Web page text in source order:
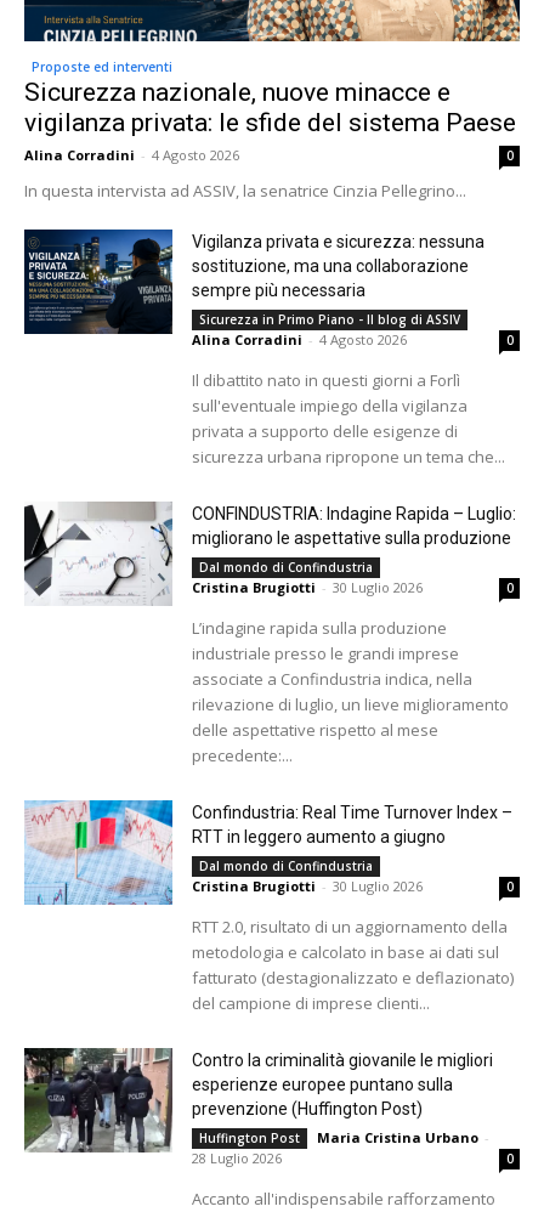
Proposte ed interventi
Sicurezza nazionale, nuove minacce e
vigilanza privata: le sfide del sistema Paese
Alina Corradini - 4 Agosto 2026 0
In questa intervista ad ASSIV, la senatrice Cinzia Pellegrino...
Vigilanza privata e sicurezza: nessuna
sostituzione, ma una collaborazione
sempre più necessaria
Sicurezza in Primo Piano - Il blog di ASSIV
Alina Corradini - 4 Agosto 2026 0
Il dibattito nato in questi giorni a Forlì
sull'eventuale impiego della vigilanza
privata a supporto delle esigenze di
sicurezza urbana ripropone un tema che...
CONFINDUSTRIA: Indagine Rapida – Luglio:
migliorano le aspettative sulla produzione
Dal mondo di Confindustria
Cristina Brugiotti - 30 Luglio 2026 0
L’indagine rapida sulla produzione
industriale presso le grandi imprese
associate a Confindustria indica, nella
rilevazione di luglio, un lieve miglioramento
delle aspettative rispetto al mese
precedente:...
Confindustria: Real Time Turnover Index –
RTT in leggero aumento a giugno
Dal mondo di Confindustria
Cristina Brugiotti - 30 Luglio 2026 0
RTT 2.0, risultato di un aggiornamento della
metodologia e calcolato in base ai dati sul
fatturato (destagionalizzato e deflazionato)
del campione di imprese clienti...
Contro la criminalità giovanile le migliori
esperienze europee puntano sulla
prevenzione (Huffington Post)
Huffington Post Maria Cristina Urbano -
28 Luglio 2026
0
Accanto all'indispensabile rafforzamento